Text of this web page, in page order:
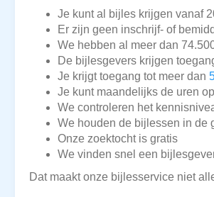
Je kunt al bijles krijgen vanaf
Er zijn geen inschrijf- of
We hebben al meer dan
De bijlesgevers krijgen
Je krijgt toegang tot meer dan
Je kunt maandelijks de uren
We controleren het
We houden de bijlessen in de
Onze zoektocht is gratis
We vinden snel een
Dat maakt onze bijlesservice niet